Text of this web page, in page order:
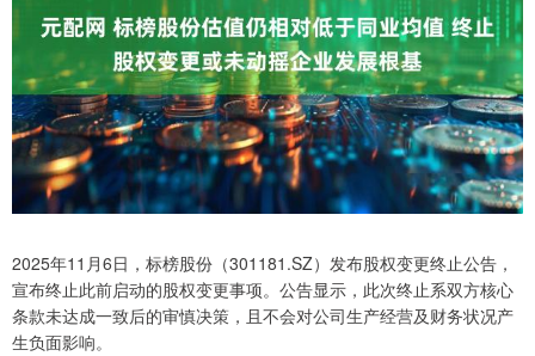
2025年11月6日，标榜股份（301181.SZ）发布股权变更终止公告，
宣布终止此前启动的股权变更事项。公告显示，此次终止系双方核心
条款未达成一致后的审慎决策，且不会对公司生产经营及财务状况产
生负面影响。